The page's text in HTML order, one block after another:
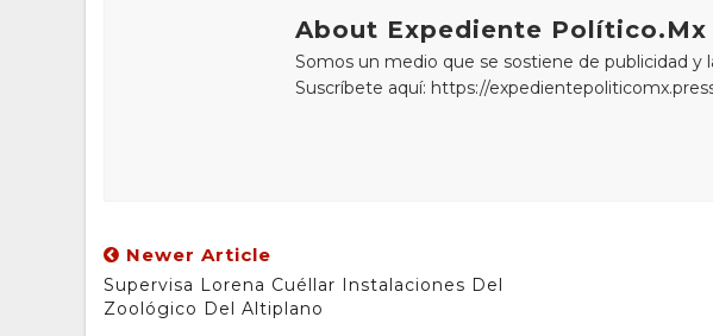
About Expediente Político.Mx
Somos un medio que se sostiene de publicidad y
Suscríbete aquí: https://
Newer Article
Supervisa Lorena Cuéllar Instalaciones Del
Zoológico Del Altiplano